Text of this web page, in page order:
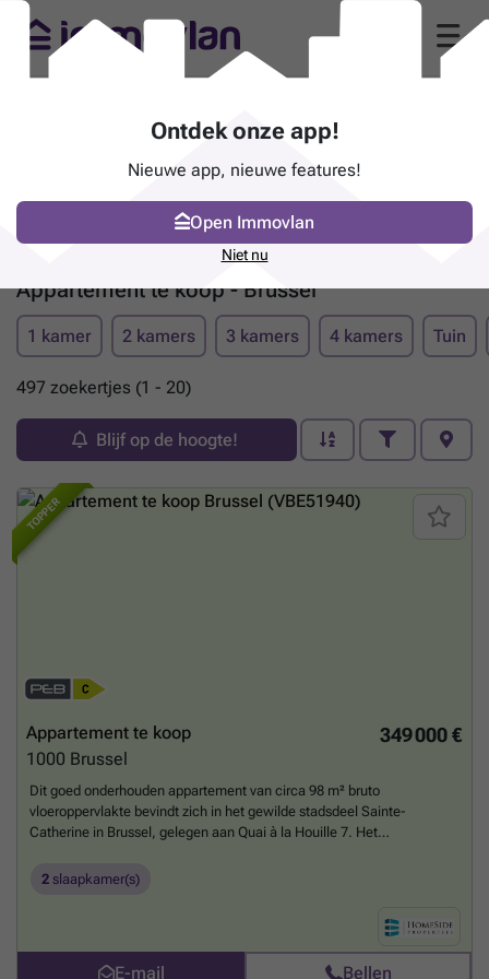
Appartement te koop - Brussel
1 kamer 2 kamers 3 kamers 4 kamers Tuin
497 zoekertjes (1 - 20)
Blijf op de hoogte!
TOPPER
349 000 €
Appartement te koop
1000 Brussel
Dit goed onderhouden appartement van circa 98 m² bruto
vloeroppervlakte bevindt zich in het gewilde stadsdeel Sainte-
Catherine in Brussel, gelegen aan Quai à la Houille 7. Het
karaktervol eclectisch gebouw uit 1958 zonder lift en biedt een
De indeling omvat een grote eetkamer die overloopt in een volledig
uitgeruste open Amerikaanse keuken met onder meer een oven,
dampkap, kookplaten, koelkast met vriesvak, vaatwasser en
2 slaapkamer(s)
E-mail Bellen
Ontdek onze app!
Nieuwe app, nieuwe features!
Open Immovlan
Niet nu